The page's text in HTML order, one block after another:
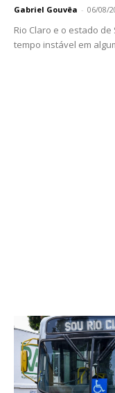
Gabriel Gouvêa - 06/08/
Rio Claro e o estado
tempo instável em